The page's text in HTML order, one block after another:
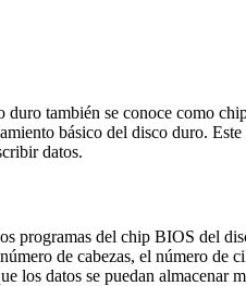
también se conoce como
básico del disco duro.
datos.
programas del chip BIOS del
de cabezas, el número de
los datos se puedan almacenar